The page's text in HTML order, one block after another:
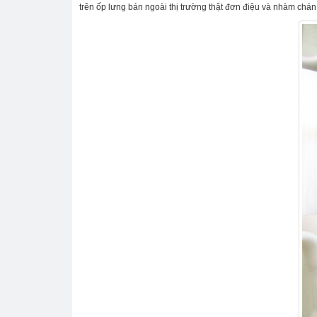
trên ốp lưng bán ngoài thị trường thật đơn điệu và nhàm